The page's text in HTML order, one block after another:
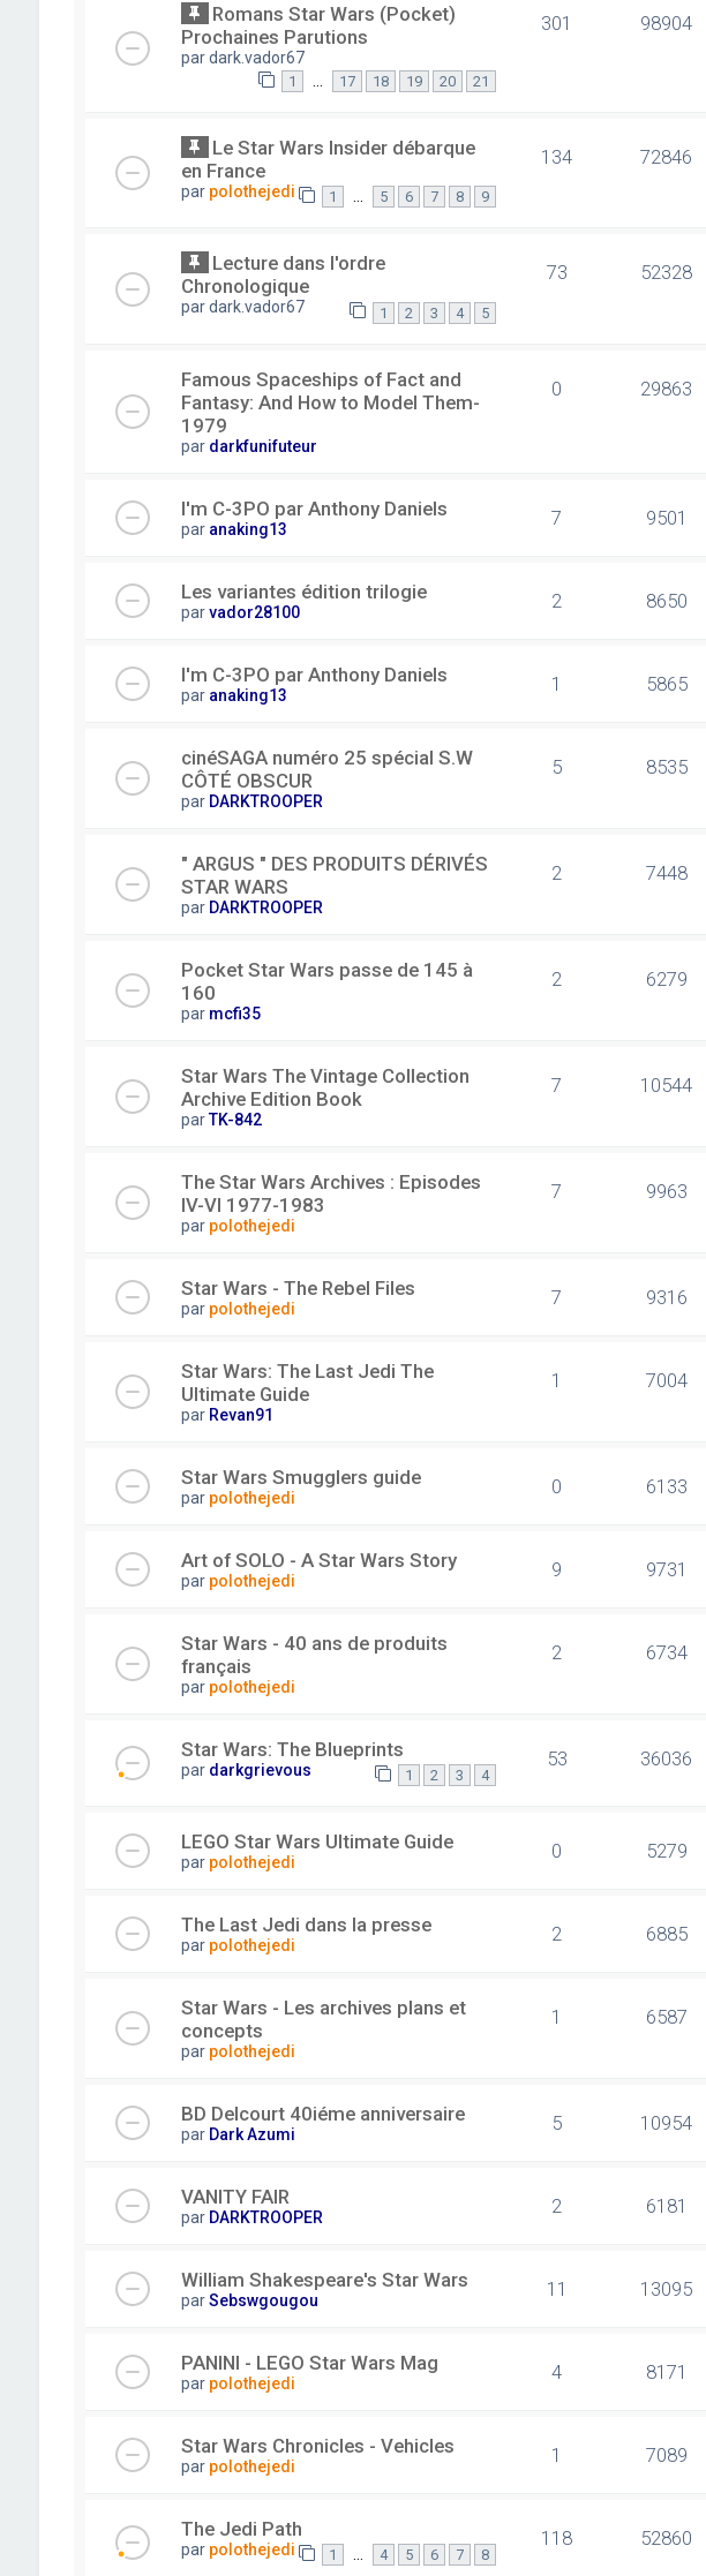
Romans Star Wars (Pocket)
Prochaines Parutions
pardark.vador67
1 … 17 18 19 20 21
301 98904
Le Star Wars Insider débarque
en France
par polothejedi 1 … 5 6 7 8 9
134 72846
Lecture dans l'ordre
Chronologique
pardark.vador67 1 2 3 4 5
73 52328
Famous Spaceships of Fact and
Fantasy: And How to Model Them-
1979
par darkfunifuteur
0 29863
I'm C-3PO par Anthony Daniels
par anaking13 7 9501
Les variantes édition trilogie
parvador28100 2 8650
I'm C-3PO par Anthony Daniels
par anaking13 1 5865
cinéSAGA numéro 25 spécial S.W
CÔTÉ OBSCUR
par DARKTROOPER
5 8535
" ARGUS " DES PRODUITS DÉRIVÉS
STAR WARS
par DARKTROOPER
2 7448
Pocket Star Wars passe de 145 à
160
par mcfi35
2 6279
Star Wars The Vintage Collection
Archive Edition Book
parTK-842
7 10544
The Star Wars Archives : Episodes
IV-VI 1977-1983
par polothejedi
7 9963
Star Wars - The Rebel Files
par polothejedi 7 9316
Star Wars: The Last Jedi The
Ultimate Guide
par Revan91
1 7004
Star Wars Smugglers guide
par polothejedi 0 6133
Art of SOLO - A Star Wars Story
par polothejedi 9 9731
Star Wars - 40 ans de produits
français
par polothejedi
2 6734
Star Wars: The Blueprints
par darkgrievous 1 2 3 4
53 36036
LEGO Star Wars Ultimate Guide
par polothejedi 0 5279
The Last Jedi dans la presse
par polothejedi 2 6885
Star Wars - Les archives plans et
concepts
par polothejedi
1 6587
BD Delcourt 40iéme anniversaire
par Dark Azumi 5 10954
VANITY FAIR
par DARKTROOPER 2 6181
William Shakespeare's Star Wars
parSebswgougou 11 13095
PANINI - LEGO Star Wars Mag
par polothejedi 4 8171
Star Wars Chronicles - Vehicles
par polothejedi 1 7089
The Jedi Path
par polothejedi 1 4 5 6 7 8
118 52860